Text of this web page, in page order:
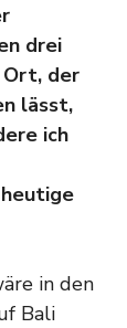
drei
Ort, der
lässt,
ich
in den
Bali